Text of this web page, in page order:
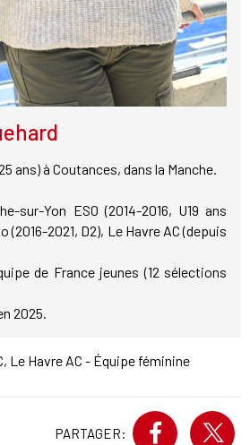
ans) à Coutances, dans la Manche.
sur-Yon ESO (2014-2016, U19 ans
(2016-2021, D2), Le Havre AC (depuis
de France jeunes (12 sélections
2025.
, Le Havre AC - Équipe féminine
PARTAGER: